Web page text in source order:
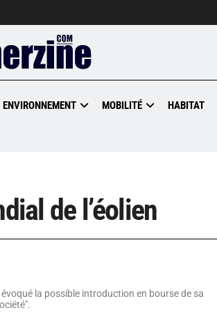
ENVIRONNEMENT MOBILITÉ HABITAT
de l’éolien
la possible introduction en bourse de sa